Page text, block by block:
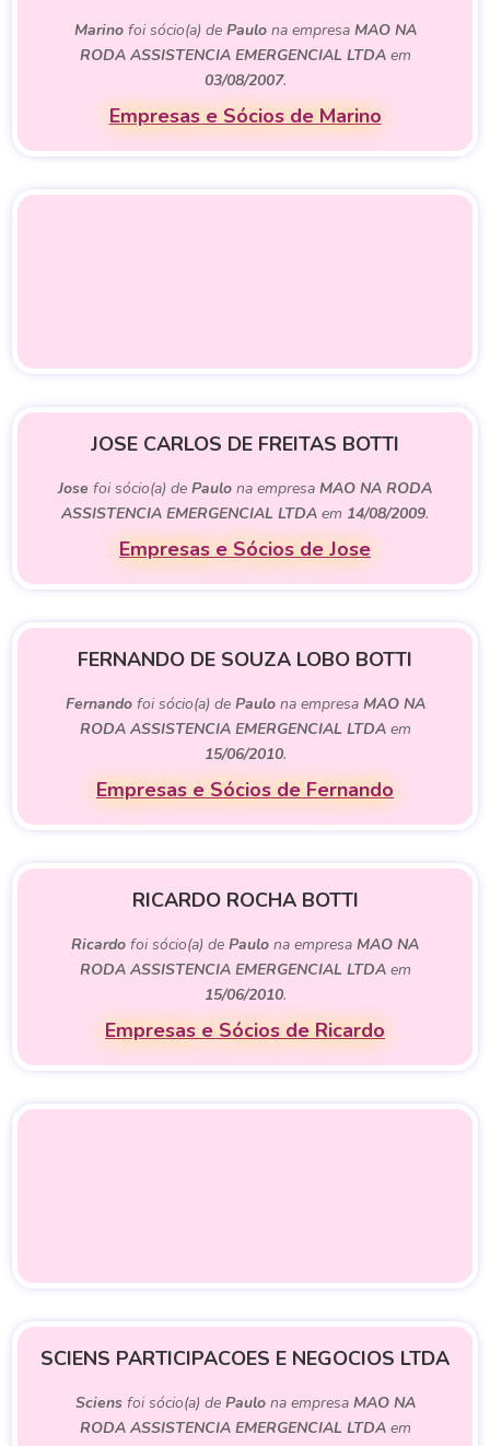
Marinofoi sócio(a) de Paulona empresa MAO NA
RODA ASSISTENCIA EMERGENCIAL LTDAem
03/08/2007.
Empresas e Sócios de Marino
JOSE CARLOS DE FREITAS BOTTI
Jose foi sócio(a) de Paulo na empresa MAO NA RODA
ASSISTENCIA EMERGENCIAL LTDA em 14/08/2009.
Empresas e Sócios de Jose
FERNANDO DE SOUZA LOBO BOTTI
Fernandofoi sócio(a) de Paulona empresa MAO NA
RODA ASSISTENCIA EMERGENCIAL LTDAem
15/06/2010.
Empresas e Sócios de Fernando
RICARDO ROCHA BOTTI
Ricardo foi sócio(a) de Paulo na empresa MAO NA
RODA ASSISTENCIA EMERGENCIAL LTDAem
15/06/2010.
Empresas e Sócios de Ricardo
SCIENS PARTICIPACOES E NEGOCIOS LTDA
Sciensfoi sócio(a) de Paulona empresa MAO NA
RODA ASSISTENCIA EMERGENCIAL LTDAem